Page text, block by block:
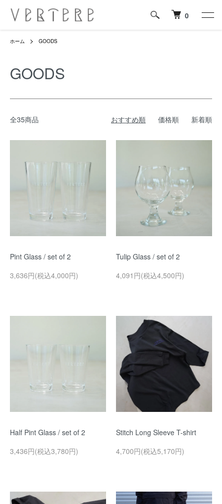
0
ホーム GOODS
GOODS
全35商品 おすすめ順 価格順 新着順
Pint Glass / set of 2
3,636円(税込4,000円)
Tulip Glass / set of 2
4,091円(税込4,500円)
Half Pint Glass / set of 2
3,436円(税込3,780円)
Stitch Long Sleeve T-shirt
4,700円(税込5,170円)